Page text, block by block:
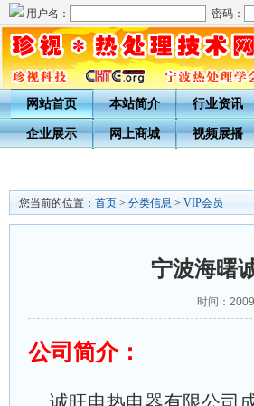
用户名： 密码：
网站首页 本站简介 行业资讯
企业展示 网上商城 视频展播
您当前的位置： 首页 > 分类信息 > VIP会员
宁波海曙
时间：
公司简介：